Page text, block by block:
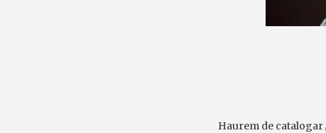
Haurem de catalogar